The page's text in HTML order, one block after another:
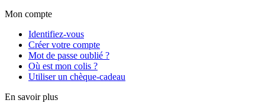
Mon compte
Identifiez-vous
Créer votre compte
Mot de passe oublié ?
Où est mon colis ?
Utiliser un chèque-cadeau
En savoir plus